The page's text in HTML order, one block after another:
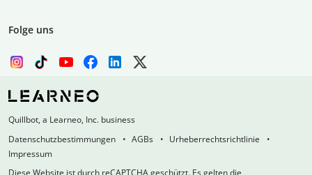
Folge uns
Quillbot, a Learneo, Inc. business
Datenschutzbestimmungen
AGBs
Urheberrechtsrichtlinie
Impressum